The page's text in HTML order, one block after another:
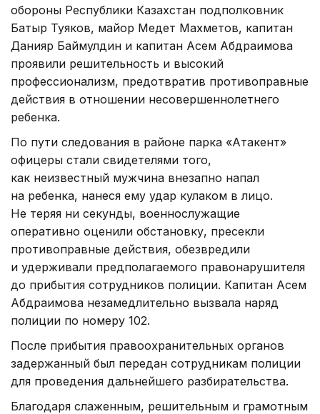
обороны Республики Казахстан подполковник
Батыр Туяков, майор Медет Махметов, капитан
Данияр Баймулдин и капитан Асем Абдраимова
проявили решительность и высокий
профессионализм, предотвратив противоправные
действия в отношении несовершеннолетнего
ребенка.
По пути следования в районе парка «Атакент»
офицеры стали свидетелями того,
как неизвестный мужчина внезапно напал
на ребенка, нанеся ему удар кулаком в лицо.
Не теряя ни секунды, военнослужащие
оперативно оценили обстановку, пресекли
противоправные действия, обезвредили
и удерживали предполагаемого правонарушителя
до прибытия сотрудников полиции. Капитан Асем
Абдраимова незамедлительно вызвала наряд
полиции по номеру 102.
После прибытия правоохранительных органов
задержанный был передан сотрудникам полиции
для проведения дальнейшего разбирательства.
Благодаря слаженным, решительным и грамотным